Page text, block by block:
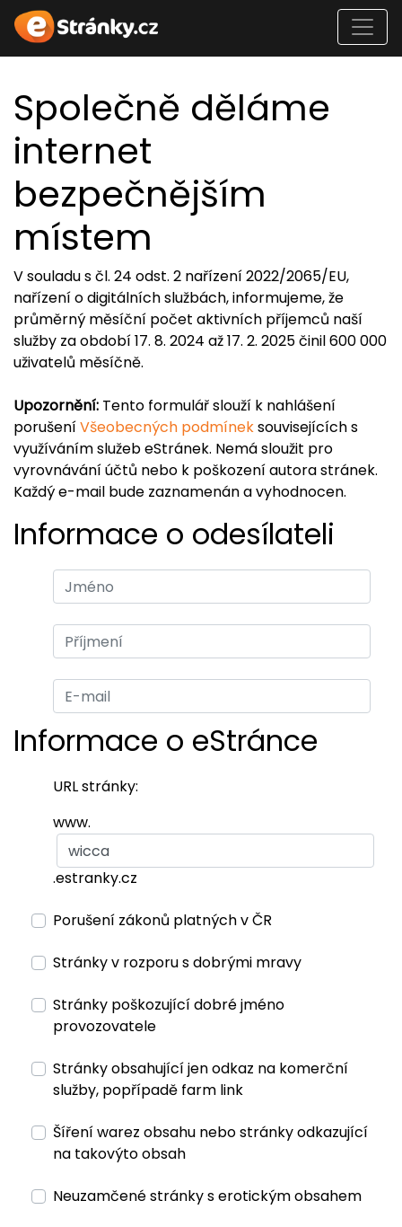
Společně děláme
internet
bezpečnějším
místem
V souladu s čl. 24 odst. 2 nařízení 2022/2065/EU,
nařízení o digitálních službách, informujeme, že
průměrný měsíční počet aktivních příjemců naší
služby za období 17. 8. 2024 až 17. 2. 2025 činil 600 000
uživatelů měsíčně.
Upozornění: Tento formulář slouží k nahlášení
porušeníVšeobecných podmíneksouvisejících s
využíváním služeb eStránek. Nemá sloužit pro
vyrovnávání účtů nebo k poškození autora stránek.
Každý e-mail bude zaznamenán a vyhodnocen.
Informace o odesílateli
Informace o eStránce
URL stránky:
www.
.estranky.cz
Porušení zákonů platných v ČR
Stránky v rozporu s dobrými mravy
Stránky poškozující dobré jméno
provozovatele
Stránky obsahující jen odkaz na komerční
služby, popřípadě farm link
Šíření warez obsahu nebo stránky odkazující
na takovýto obsah
Neuzamčené stránky s erotickým obsahem